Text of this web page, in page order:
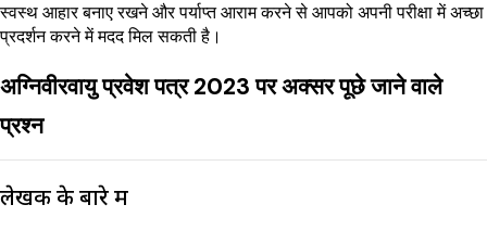
स्वस्थ आहार बनाए रखने और पर्याप्त आराम करने से आपको अपनी परीक्षा में अच्छा
प्रदर्शन करने में मदद मिल सकती है।
अग्निवीरवायु प्रवेश पत्र 2023 पर अक्सर पूछे जाने वाले
प्रश्न
लेखक के बारे में